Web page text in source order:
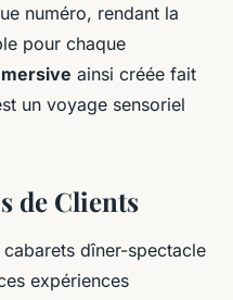
numéro, rendant la
pour chaque
ainsi créée fait
un voyage sensoriel
de Clients
cabarets dîner-spectacle
expériences